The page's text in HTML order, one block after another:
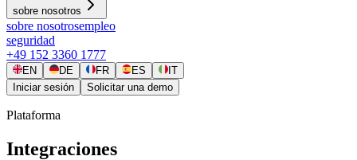
sobre nosotros
sobre nosotrosempleo
seguridad
+49 152 3360 1777
EN DE FR ES
IT
Iniciar sesión
Solicitar una demo
Plataforma
Integraciones